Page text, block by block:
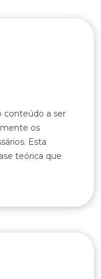
conteúdo a ser
os
Esta
teórica que